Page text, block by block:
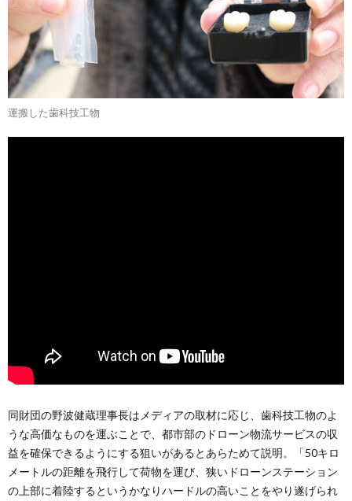
運搬した歯科技工物
同財団の野波健蔵理事長はメディアの取材に応じ、歯科技工物のよ
うな高価なものを運ぶことで、都市部のドローン物流サービスの収
益を確保できるようにする狙いがあるとあらためて説明。「50キロ
メートルの距離を飛行して荷物を運び、狭いドローンステーション
の上部に着陸するというかなりハードルの高いことをやり遂げられ